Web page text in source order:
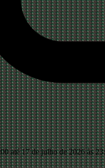
até 17 de julho de 2026 às